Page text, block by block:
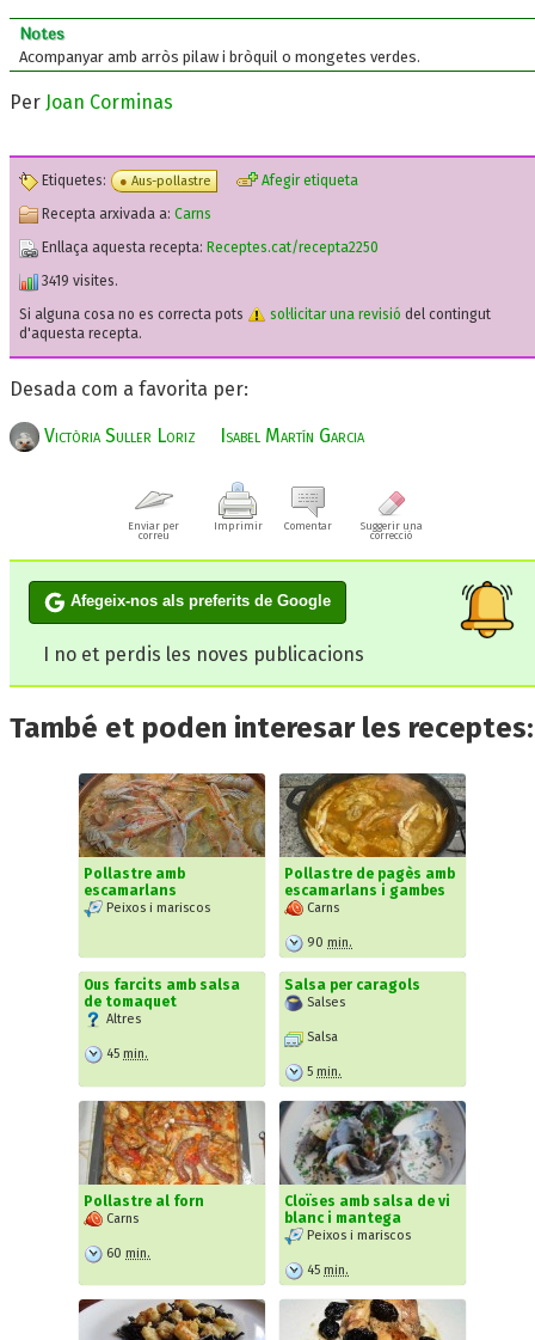
Notes
Acompanyar amb arròs pilaw i bròquil o mongetes verdes.
Per Joan Corminas
Etiquetes: Aus-pollastre
Afegir etiqueta
Recepta arxivada a: Carns
Enllaça aquesta recepta: Receptes.cat/recepta2250
3419 visites.
Si alguna cosa no es correcta pots
sol·licitar una revisió del contingut
d'aquesta recepta.
Desada com a favorita per:
Victòria Suller Loriz Isabel Martín Garcia
Enviar per
correu
Imprimir Comentar
Suggerir una
correcció
Afegeix-nos als preferits de Google
I no et perdis les noves publicacions
També et poden interesar les receptes:
Pollastre amb
escamarlans
Peixos i mariscos
Pollastre de pagès amb
escamarlans i gambes
Carns
90 min.
Ous farcits amb salsa
de tomaquet
Altres
45 min.
Salsa per caragols
Salses
Salsa
5 min.
Pollastre al forn
Carns
60 min.
Cloïses amb salsa de vi
blanc i mantega
Peixos i mariscos
45 min.